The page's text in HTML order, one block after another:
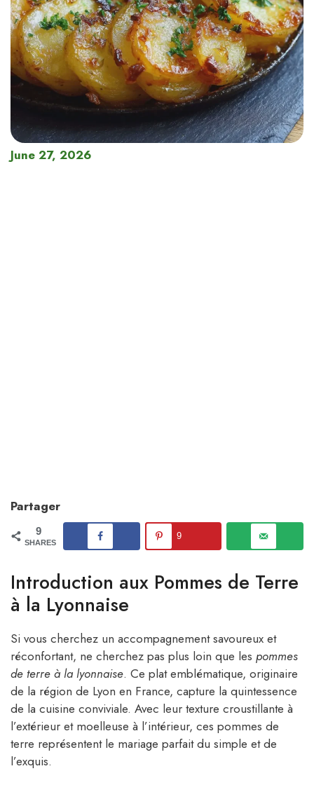
June 27, 2026
Partager
9
SHARES
9
Introduction aux Pommes de Terre
à la Lyonnaise
Si vous cherchez un accompagnement savoureux et
réconfortant, ne cherchez pas plus loin que les pommes
de terre à la lyonnaise. Ce plat emblématique, originaire
de la région de Lyon en France, capture la quintessence
de la cuisine conviviale. Avec leur texture croustillante à
l’extérieur et moelleuse à l’intérieur, ces pommes de
terre représentent le mariage parfait du simple et de
l’exquis.